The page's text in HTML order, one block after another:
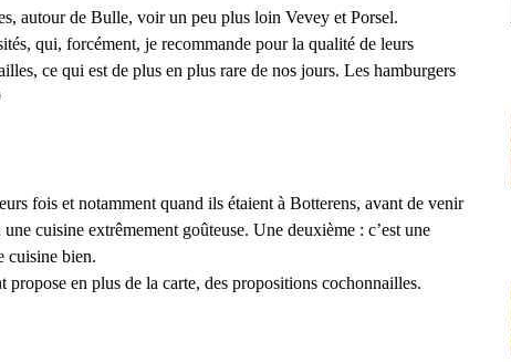
autour de Bulle, voir un peu plus loin Vevey et Porsel.
qui, forcément, je recommande pour la qualité de leurs
ce qui est de plus en plus rare de nos jours. Les hamburgers
fois et notamment quand ils étaient à Botterens, avant de venir
cuisine extrêmement goûteuse. Une deuxième : c’est une
cuisine bien.
propose en plus de la carte, des propositions cochonnailles.